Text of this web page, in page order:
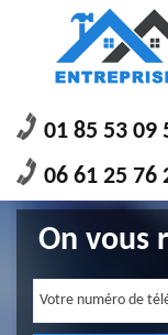
01 85 53 09
06 61 25 76
On vous